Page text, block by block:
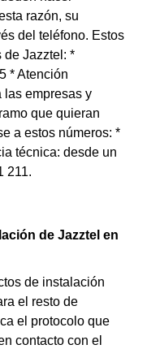
razón, su
del teléfono. Estos
de Jazztel: *
* Atención
las empresas y
que quieran
a estos números: *
técnica: desde un
211.
de Jazztel en
de instalación
el resto de
el protocolo que
contacto con el